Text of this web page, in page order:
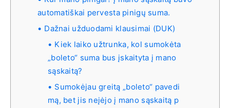
automatiškai pervesta pinigų suma.
Dažnai užduodami klausimai (DUK)
Kiek laiko užtrunka, kol sumokėta
„boleto“ suma bus įskaityta į mano
sąskaitą?
Sumokėjau greitą „boleto“ pavedi
mą, bet jis neįėjo į mano sąskaitą p